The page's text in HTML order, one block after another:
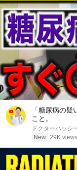
「糖尿病の
こと。
ドクターハッシ
New 29K views